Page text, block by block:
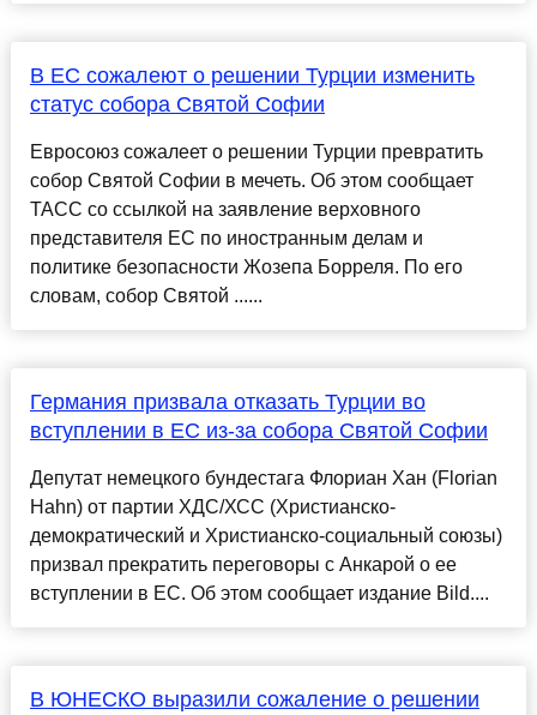
В ЕС сожалеют о решении Турции изменить
статус собора Святой Софии
Евросоюз сожалеет о решении Турции превратить
собор Святой Софии в мечеть. Об этом сообщает
ТАСС со ссылкой на заявление верховного
представителя ЕС по иностранным делам и
политике безопасности Жозепа Борреля. По его
словам, собор Святой ......
Германия призвала отказать Турции во
вступлении в ЕС из-за собора Святой Софии
Депутат немецкого бундестага Флориан Хан (Florian
Hahn) от партии ХДС/ХСС (Христианско-
демократический и Христианско-социальный союзы)
призвал прекратить переговоры с Анкарой о ее
вступлении в ЕС. Об этом сообщает издание Bild....
В ЮНЕСКО выразили сожаление о решении